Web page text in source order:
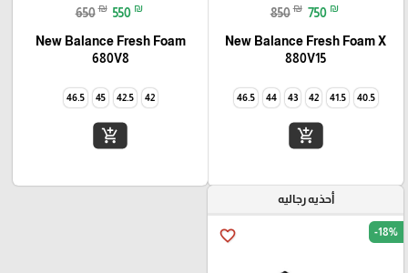
850 ₪ 750 ₪
New Balance Fresh Foam X
880V15
40.5
41.5
42
43
44
46.5
add_shopping_cart
650 ₪ 550 ₪
New Balance Fresh Foam
680V8
42
42.5
45
46.5
add_shopping_cart
أحذيه رجاليه
favorite_border -18%